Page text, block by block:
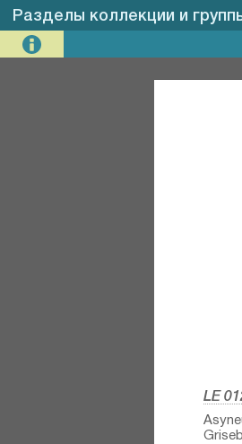
Разделы коллекции и
LE